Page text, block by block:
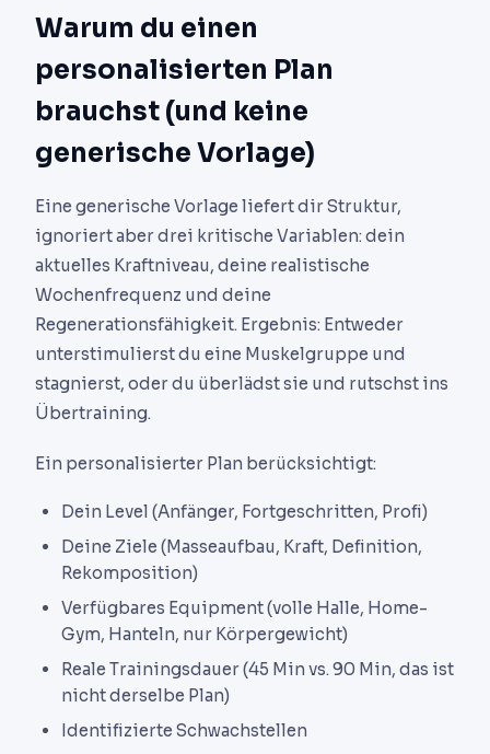
Warum du einen
personalisierten Plan
brauchst (und keine
generische Vorlage)
Eine generische Vorlage liefert dir Struktur,
ignoriert aber drei kritische Variablen: dein
aktuelles Kraftniveau, deine realistische
Wochenfrequenz und deine
Regenerationsfähigkeit. Ergebnis: Entweder
unterstimulierst du eine Muskelgruppe und
stagnierst, oder du überlädst sie und rutschst ins
Übertraining.
Ein personalisierter Plan berücksichtigt:
Dein Level (Anfänger, Fortgeschritten, Profi)
Deine Ziele (Masseaufbau, Kraft, Definition,
Rekomposition)
Verfügbares Equipment (volle Halle, Home-
Gym, Hanteln, nur Körpergewicht)
Reale Trainingsdauer (45 Min vs. 90 Min, das ist
nicht derselbe Plan)
Identifizierte Schwachstellen